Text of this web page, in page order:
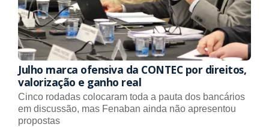
Julho marca ofensiva da CONTEC por direitos,
valorização e ganho real
Cinco rodadas colocaram toda a pauta dos bancários
em discussão, mas Fenaban ainda não apresentou
propostas